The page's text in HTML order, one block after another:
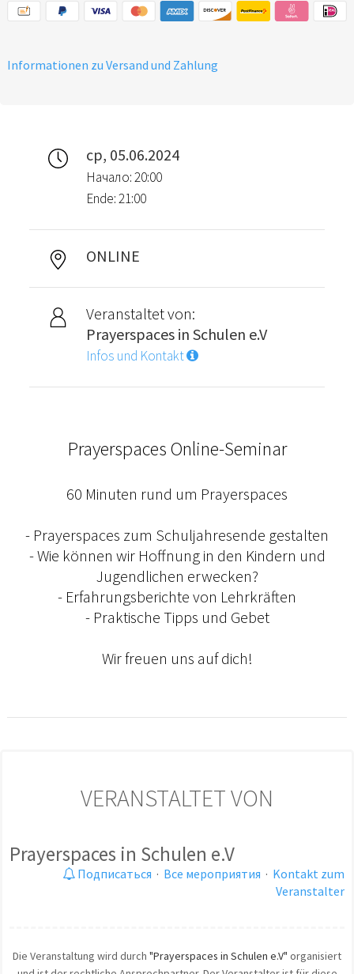
Informationen zu Versand und Zahlung
ср, 05.06.2024
Начало: 20:00
Ende: 21:00
ONLINE
Veranstaltet von:
Prayerspaces in Schulen e.V
Infos und Kontakt
Prayerspaces Online-Seminar
60 Minuten rund um Prayerspaces
- Prayerspaces zum Schuljahresende gestalten
- Wie können wir Hoffnung in den Kindern und
Jugendlichen erwecken?
- Erfahrungsberichte von Lehrkräften
- Praktische Tipps und Gebet
Wir freuen uns auf dich!
VERANSTALTET VON
Prayerspaces in Schulen e.V
Подписаться · Все мероприятия · Kontakt zum
Veranstalter
Die Veranstaltung wird durch "Prayerspaces in Schulen e.V" organisiert